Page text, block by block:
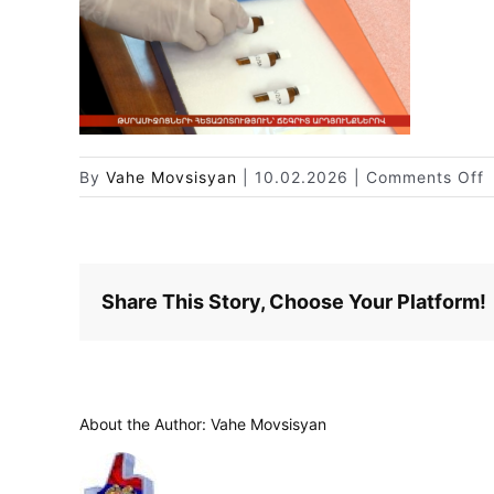
By Vahe Movsisyan 10.02.2026 Comments Off
Share This Story, Choose Your Platform!
About the Author: Vahe Movsisyan